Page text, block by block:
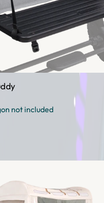
not included